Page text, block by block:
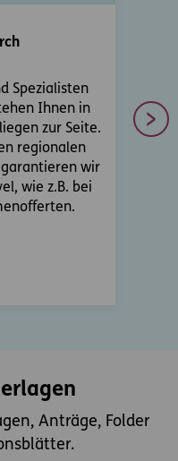
Spezialisten
Ihnen in
zur Seite.
regionalen
wir
wie z.B. bei
da.
Anträge, Folder